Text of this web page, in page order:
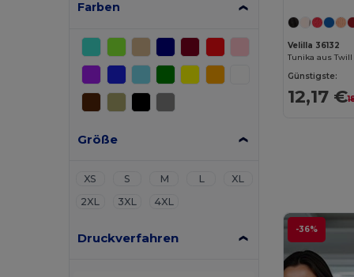
Farben
Größe
XS S M L
XL
2XL
3XL 4XL
Druckverfahren
Velilla 36132
Günstigste:
12,17 €
-36%